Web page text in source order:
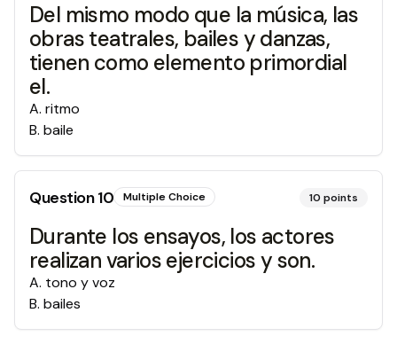
Del mismo modo que la música, las
obras teatrales, bailes y danzas,
tienen como elemento primordial
el.
A. ritmo
B. baile
Question10 Multiple Choice 10 points
Durante los ensayos, los actores
realizan varios ejercicios y son.
A. tono y voz
B. bailes